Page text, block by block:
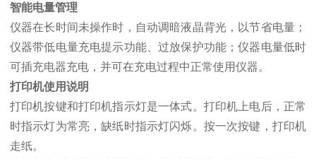
智能电量管理
仪器在长时间未操作时，自动调暗液晶背光，以节省电量；
仪器带低电量充电提示功能、过放保护功能；仪器电量低时
可插充电器充电，并可在充电过程中正常使用仪器。
打印机使用说明
打印机按键和打印机指示灯是一体式。打印机上电后，正常
时指示灯为常亮，缺纸时指示灯闪烁。按一次按键，打印机
走纸。